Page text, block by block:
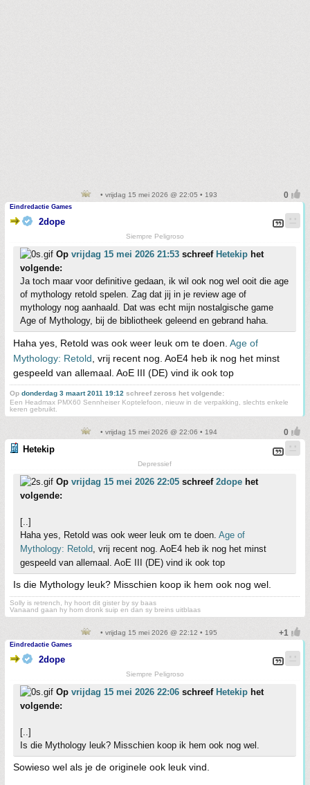
• vrijdag 15 mei 2026 @ 22:05 • 193
Eindredactie Games
2dope
Siempre Peligroso
Op vrijdag 15 mei 2026 21:53 schreef Hetekip het
volgende:
Ja toch maar voor definitive gedaan, ik wil ook nog wel ooit die age
of mythology retold spelen. Zag dat jij in je review age of
mythology nog aanhaald. Dat was echt mijn nostalgische game
Age of Mythology, bij de bibliotheek geleend en gebrand haha.
Haha yes, Retold was ook weer leuk om te doen. Age of
Mythology: Retold , vrij recent nog. AoE4 heb ik nog het minst
gespeeld van allemaal. AoE III (DE) vind ik ook top
Op donderdag 3 maart 2011 19:12 schreef zeross het volgende:
Een Headmax PMX60 Sennheiser Koptelefoon, nieuw in de verpakking, slechts enkele
keren gebruikt.
• vrijdag 15 mei 2026 @ 22:06 • 194
Hetekip
Depressief
Op vrijdag 15 mei 2026 22:05 schreef 2dope het
volgende:
[..]
Haha yes, Retold was ook weer leuk om te doen. Age of
Mythology: Retold, vrij recent nog. AoE4 heb ik nog het minst
gespeeld van allemaal. AoE III (DE) vind ik ook top
Is die Mythology leuk? Misschien koop ik hem ook nog wel.
Solly is retrench, hy hoort dit gister by sy baas
Vanaand gaan hy hom dronk suip en dan sy breins uitblaas
• vrijdag 15 mei 2026 @ 22:12 • 195
Eindredactie Games
2dope
Siempre Peligroso
Op vrijdag 15 mei 2026 22:06 schreef Hetekip het
volgende:
[..]
Is die Mythology leuk? Misschien koop ik hem ook nog wel.
Sowieso wel als je de originele ook leuk vind.